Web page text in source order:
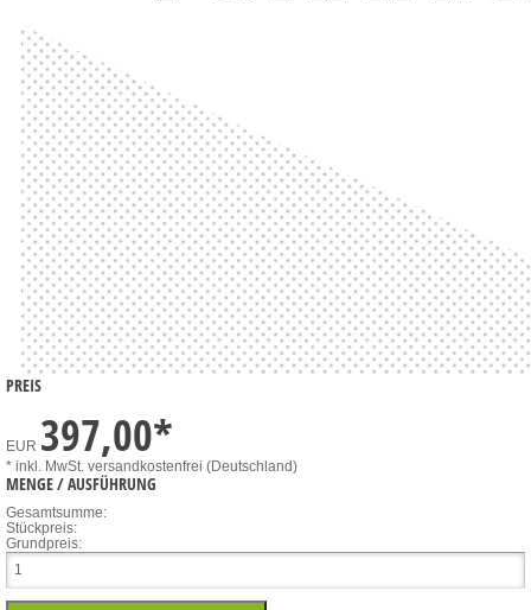
PREIS
EUR 397,00*
* inkl. MwSt. versandkostenfrei (Deutschland)
MENGE / AUSFÜHRUNG
Gesamtsumme:
Stückpreis:
Grundpreis: